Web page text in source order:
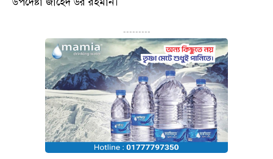
---------